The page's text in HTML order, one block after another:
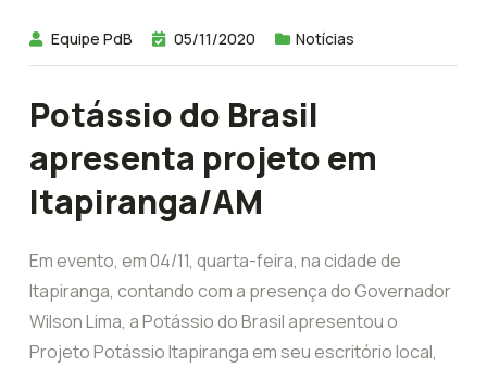
Equipe PdB 05/11/2020 Notícias
Potássio do Brasil
apresenta projeto em
Itapiranga/AM
Em evento, em 04/11, quarta-feira, na cidade de
Itapiranga, contando com a presença do Governador
Wilson Lima, a Potássio do Brasil apresentou o
Projeto Potássio Itapiranga em seu escritório local,